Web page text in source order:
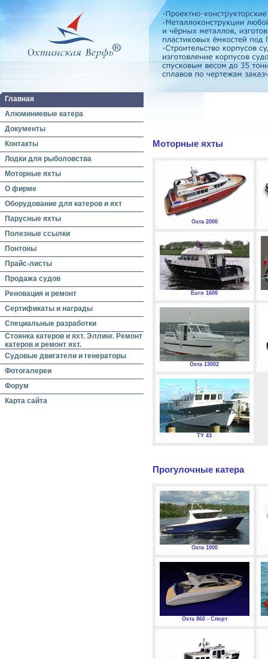
Главная
Алюминиевые катера
Документы
Контакты
Лодки для рыболовства
Моторные яхты
О фирме
Оборудование для катеров и яхт
Парусные яхты
Полезные ссылки
Понтоны
Прайс-листы
Продажа судов
Реновация и ремонт
Сертификаты и награды
Специальные разработки
Стоянка катеров и яхт. Эллинг. Ремонт
катеров и ремонт яхт.
Судовые двигатели и генераторы
Фотогалереи
Форум
Карта сайта
Моторные яхты
Охта 2000
Euro 1600
Охта 13002
TY 43
Прогулочные катера
Охта 1000
Охта 860 - Спорт